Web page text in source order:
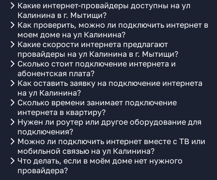
Какие интернет-провайдеры доступны на ул
Калинина в г. Мытищи?
Как проверить, можно ли подключить интернет в
моем доме на ул Калинина?
Какие скорости интернета предлагают
провайдеры на ул Калинина в г. Мытищи?
Сколько стоит подключение интернета и
абонентская плата?
Как оставить заявку на подключение интернета
на ул Калинина?
Сколько времени занимает подключение
интернета в квартиру?
Нужен ли роутер или другое оборудование для
подключения?
Можно ли подключить интернет вместе с ТВ или
мобильной связью на ул Калинина?
Что делать, если в моём доме нет нужного
провайдера?